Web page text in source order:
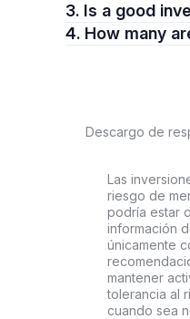
3. Is a good
4.
Descargo de
Las
riesgo de
podría estar
información
únicamente
mantener
tolerancia al
cuando sea